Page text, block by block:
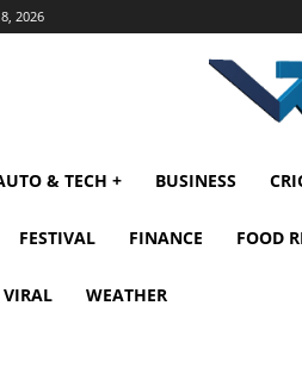
2026
& TECH + BUSINESS
FESTIVAL FINANCE FOOD
VIRAL WEATHER